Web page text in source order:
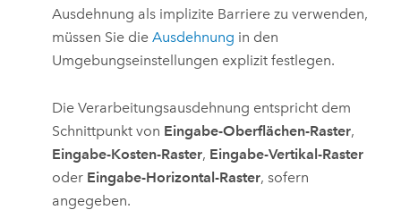
Ausdehnung als implizite Barriere zu verwenden,
müssen Sie dieAusdehnung in den
Umgebungseinstellungen explizit festlegen.
Die Verarbeitungsausdehnung entspricht dem
Schnittpunkt von Eingabe-Oberflächen-Raster,
Eingabe-Kosten-Raster, Eingabe-Vertikal-Raster
oder Eingabe-Horizontal-Raster, sofern
angegeben.